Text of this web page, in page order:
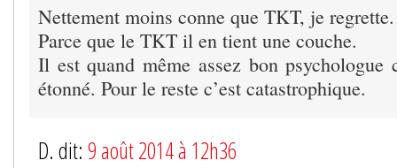
Nettement moins conne que TKT, je regrette.
Parce que le TKT il en tient une couche.
Il est quand même assez bon psychologue
étonné. Pour le reste c’est catastrophique.
D. dit: 9 août 2014 à 12h36